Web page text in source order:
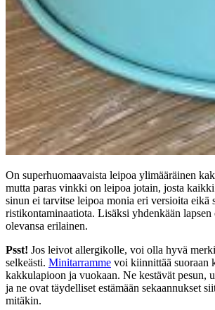
On superhuomaavaista leipoa ylimääräinen
mutta paras vinkki on leipoa jotain, josta
sinun ei tarvitse leipoa monia eri versioita eikä
ristikontaminaatiota. Lisäksi yhdenkään lapsen
olevansa erilainen.
Psst! Jos leivot allergikolle, voi olla hyvä
selkeästi. Minitarramme voi kiinnittää suoraan
kakkulapioon ja vuokaan. Ne kestävät pesun,
ja ne ovat täydelliset estämään sekaannukset
mitäkin.